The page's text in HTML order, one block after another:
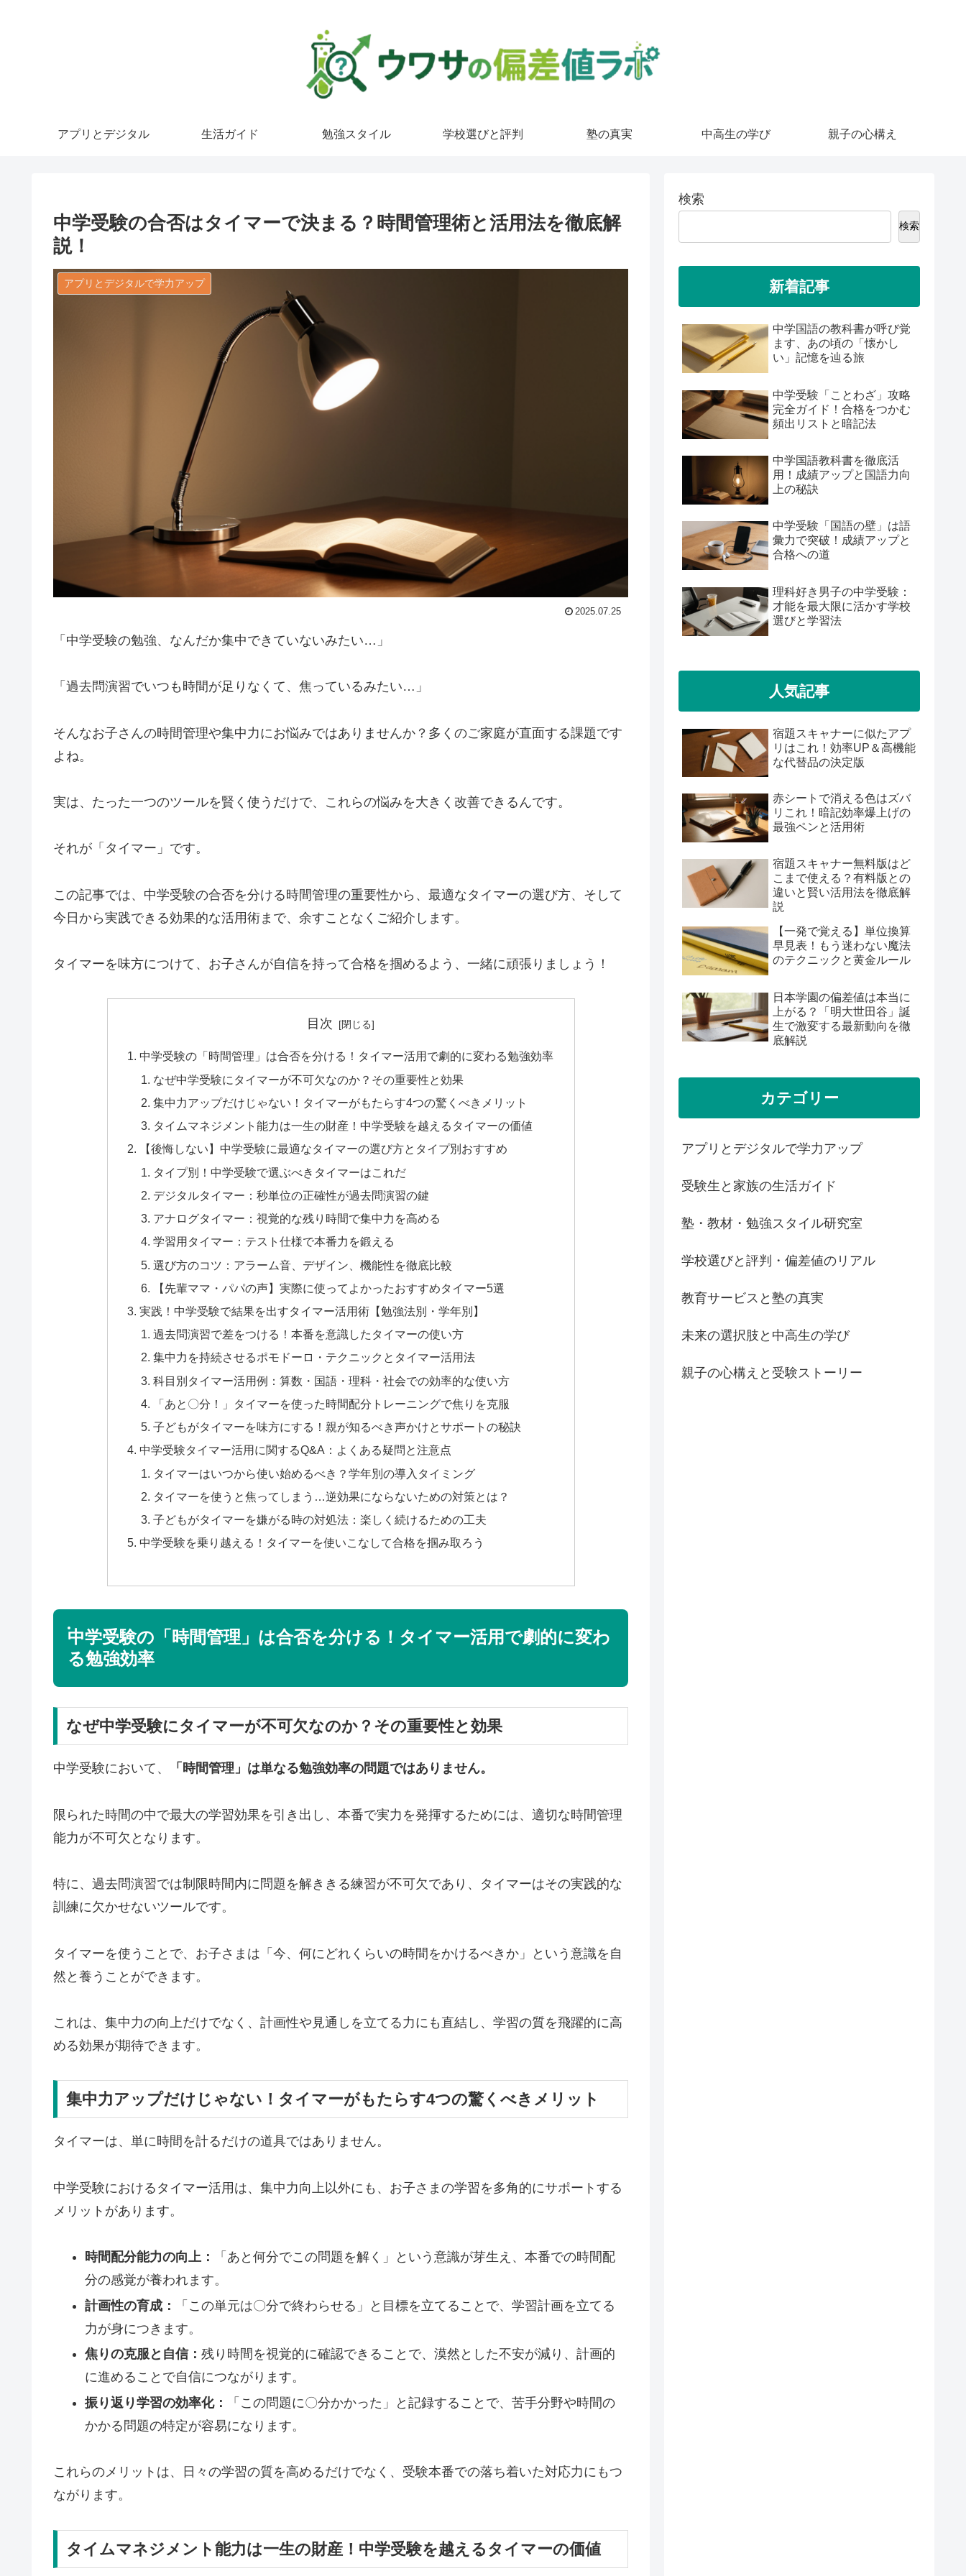
アプリとデジタル 生活ガイド 勉強スタイル 学校選びと評判 塾の真実 中高生の学び 親子の心構え
中学受験の合否はタイマーで決まる？時間管理術と活用法を徹底解
説！
アプリとデジタルで学力アップ
2025.07.25
「中学受験の勉強、なんだか集中できていないみたい…」
「過去問演習でいつも時間が足りなくて、焦っているみたい…」
そんなお子さんの時間管理や集中力にお悩みではありませんか？多くのご家庭が直面する課題です
よね。
実は、たった一つのツールを賢く使うだけで、これらの悩みを大きく改善できるんです。
それが「タイマー」です。
この記事では、中学受験の合否を分ける時間管理の重要性から、最適なタイマーの選び方、そして
今日から実践できる効果的な活用術まで、余すことなくご紹介します。
タイマーを味方につけて、お子さんが自信を持って合格を掴めるよう、一緒に頑張りましょう！
目次
中学受験の「時間管理」は合否を分ける！タイマー活用で劇的に変わる勉強効率
なぜ中学受験にタイマーが不可欠なのか？その重要性と効果
集中力アップだけじゃない！タイマーがもたらす4つの驚くべきメリット
タイムマネジメント能力は一生の財産！中学受験を越えるタイマーの価値
【後悔しない】中学受験に最適なタイマーの選び方とタイプ別おすすめ
タイプ別！中学受験で選ぶべきタイマーはこれだ
デジタルタイマー：秒単位の正確性が過去問演習の鍵
アナログタイマー：視覚的な残り時間で集中力を高める
学習用タイマー：テスト仕様で本番力を鍛える
選び方のコツ：アラーム音、デザイン、機能性を徹底比較
【先輩ママ・パパの声】実際に使ってよかったおすすめタイマー5選
実践！中学受験で結果を出すタイマー活用術【勉強法別・学年別】
過去問演習で差をつける！本番を意識したタイマーの使い方
集中力を持続させるポモドーロ・テクニックとタイマー活用法
科目別タイマー活用例：算数・国語・理科・社会での効率的な使い方
「あと〇分！」タイマーを使った時間配分トレーニングで焦りを克服
子どもがタイマーを味方にする！親が知るべき声かけとサポートの秘訣
中学受験タイマー活用に関するQ&A：よくある疑問と注意点
タイマーはいつから使い始めるべき？学年別の導入タイミング
タイマーを使うと焦ってしまう…逆効果にならないための対策とは？
子どもがタイマーを嫌がる時の対処法：楽しく続けるための工夫
中学受験を乗り越える！タイマーを使いこなして合格を掴み取ろう
中学受験の「時間管理」は合否を分ける！タイマー活用で劇的に変わ
る勉強効率
なぜ中学受験にタイマーが不可欠なのか？その重要性と効果
中学受験において、 「時間管理」は単なる勉強効率の問題ではありません。
限られた時間の中で最大の学習効果を引き出し、本番で実力を発揮するためには、適切な時間管理
能力が不可欠となります。
特に、過去問演習では制限時間内に問題を解ききる練習が不可欠であり、タイマーはその実践的な
訓練に欠かせないツールです。
タイマーを使うことで、お子さまは「今、何にどれくらいの時間をかけるべきか」という意識を自
然と養うことができます。
これは、集中力の向上だけでなく、計画性や見通しを立てる力にも直結し、学習の質を飛躍的に高
める効果が期待できます。
集中力アップだけじゃない！タイマーがもたらす4つの驚くべきメリット
タイマーは、単に時間を計るだけの道具ではありません。
中学受験におけるタイマー活用は、集中力向上以外にも、お子さまの学習を多角的にサポートする
メリットがあります。
時間配分能力の向上：
「あと何分でこの問題を解く」という意識が芽生え、本番での時間配
分の感覚が養われます。
計画性の育成：
「この単元は〇分で終わらせる」と目標を立てることで、学習計画を立てる
力が身につきます。
焦りの克服と自信： 残り時間を視覚的に確認できることで、漠然とした不安が減り、計画的
に進めることで自信につながります。
振り返り学習の効率化：
「この問題に〇分かかった」と記録することで、苦手分野や時間の
かかる問題の特定が容易になります。
これらのメリットは、日々の学習の質を高めるだけでなく、受験本番での落ち着いた対応力にもつ
ながります。
タイムマネジメント能力は一生の財産！中学受験を越えるタイマーの価値
検索
検索
新着記事
中学国語の教科書が呼び覚
ます、あの頃の「懐かし
い」記憶を辿る旅
中学受験「ことわざ」攻略
完全ガイド！合格をつかむ
頻出リストと暗記法
中学国語教科書を徹底活
用！成績アップと国語力向
上の秘訣
中学受験「国語の壁」は語
彙力で突破！成績アップと
合格への道
理科好き男子の中学受験：
才能を最大限に活かす学校
選びと学習法
人気記事
宿題スキャナーに似たアプ
リはこれ！効率UP＆高機能
な代替品の決定版
赤シートで消える色はズバ
リこれ！暗記効率爆上げの
最強ペンと活用術
宿題スキャナー無料版はど
こまで使える？有料版との
違いと賢い活用法を徹底解
説
【一発で覚える】単位換算
早見表！もう迷わない魔法
のテクニックと黄金ルール
日本学園の偏差値は本当に
上がる？「明大世田谷」誕
生で激変する最新動向を徹
底解説
カテゴリー
アプリとデジタルで学力アップ
受験生と家族の生活ガイド
塾・教材・勉強スタイル研究室
学校選びと評判・偏差値のリアル
教育サービスと塾の真実
未来の選択肢と中高生の学び
親子の心構えと受験ストーリー